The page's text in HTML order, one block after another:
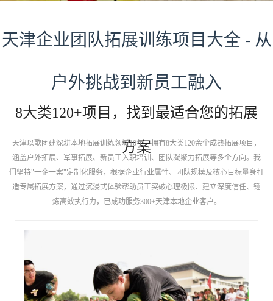
天津企业团队拓展训练项目大全 - 从
户外挑战到新员工融入
8大类120+项目，找到最适合您的拓展
方案
天津以歌团建深耕本地拓展训练领域10年，拥有8大类120余个成熟拓展项目，
涵盖户外拓展、军事拓展、新员工入职培训、团队凝聚力拓展等多个方向。我
们坚持"一企一案"定制化服务，根据企业行业属性、团队规模及核心目标量身打
造专属拓展方案，通过沉浸式体验帮助员工突破心理极限、建立深度信任、锤
炼高效执行力，已成功服务300+天津本地企业客户。